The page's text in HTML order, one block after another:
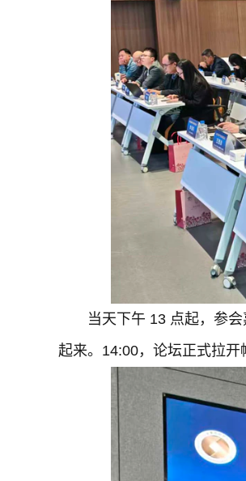
当天下午 13 点起，参
起来。14:00，论坛正式拉开